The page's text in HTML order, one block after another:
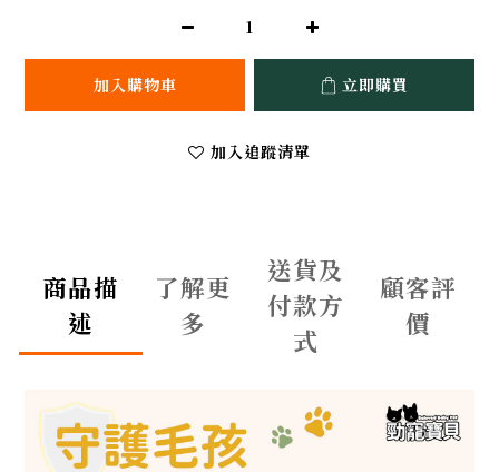
加入購物車 立即購買
加入追蹤清單
商品描
述
了解更
多
送貨及
付款方
式
顧客評
價